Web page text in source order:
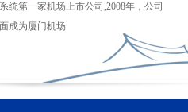
统第一家机场上市公司,2008年，公司
成为厦门机场